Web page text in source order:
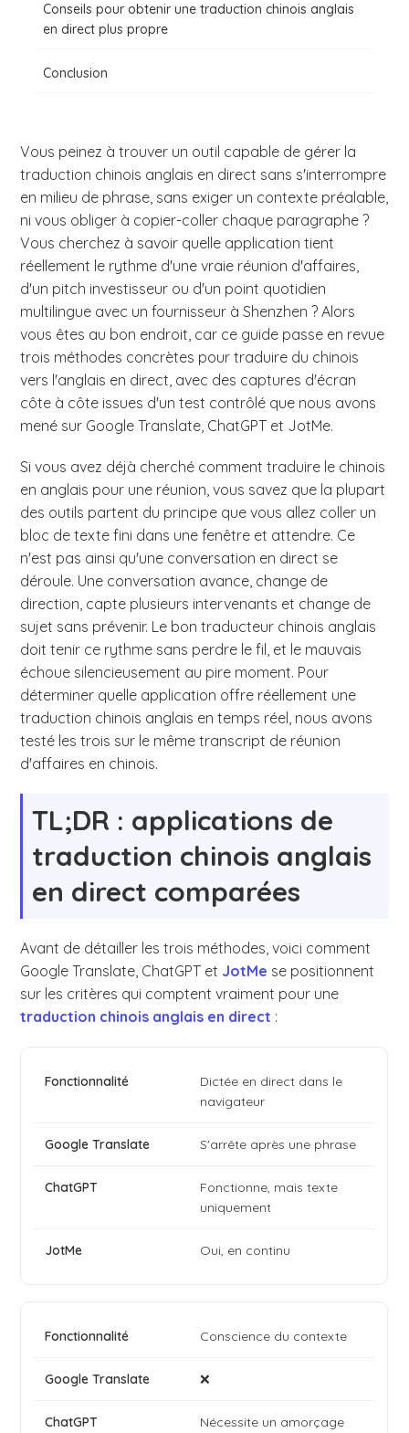
Conseils pour obtenir une traduction chinois anglais
en direct plus propre
Conclusion
Vous peinez à trouver un outil capable de gérer la
traduction chinois anglais en direct sans s'interrompre
en milieu de phrase, sans exiger un contexte préalable,
ni vous obliger à copier-coller chaque paragraphe ?
Vous cherchez à savoir quelle application tient
réellement le rythme d'une vraie réunion d'affaires,
d'un pitch investisseur ou d'un point quotidien
multilingue avec un fournisseur à Shenzhen ? Alors
vous êtes au bon endroit, car ce guide passe en revue
trois méthodes concrètes pour traduire du chinois
vers l'anglais en direct, avec des captures d'écran
côte à côte issues d'un test contrôlé que nous avons
mené sur Google Translate, ChatGPT et JotMe.
Si vous avez déjà cherché comment traduire le chinois
en anglais pour une réunion, vous savez que la plupart
des outils partent du principe que vous allez coller un
bloc de texte fini dans une fenêtre et attendre. Ce
n'est pas ainsi qu'une conversation en direct se
déroule. Une conversation avance, change de
direction, capte plusieurs intervenants et change de
sujet sans prévenir. Le bon traducteur chinois anglais
doit tenir ce rythme sans perdre le fil, et le mauvais
échoue silencieusement au pire moment. Pour
déterminer quelle application offre réellement une
traduction chinois anglais en temps réel, nous avons
testé les trois sur le même transcript de réunion
d'affaires en chinois.
TL;DR : applications de
traduction chinois anglais
en direct comparées
Avant de détailler les trois méthodes, voici comment
Google Translate, ChatGPT et JotMe se positionnent
sur les critères qui comptent vraiment pour une
traduction chinois anglais en direct :
Dictée en direct dans le
navigateur
S'arrête après une phrase
Fonctionne, mais texte
uniquement
Oui, en continu
Conscience du contexte
❌
Nécessite un amorçage